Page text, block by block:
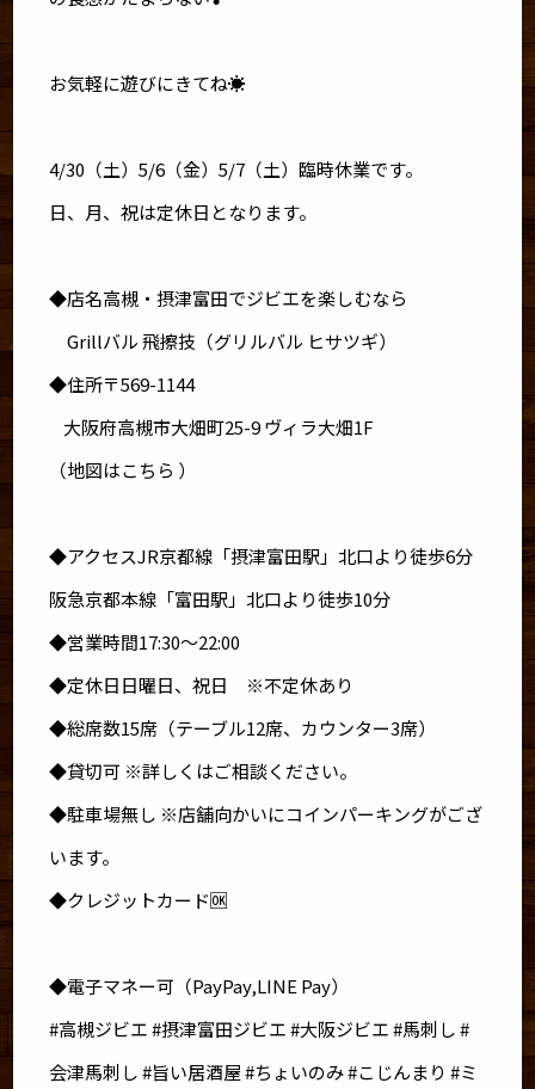
お気軽に遊びにきてね☀️
4/30（土）5/6（金）5/7（土）臨時休業です。
日、月、祝は定休日となります。
◆店名高槻・摂津富田でジビエを楽しむなら
Grillバル 飛擦技（グリルバル ヒサツギ）
◆住所〒569-1144
大阪府高槻市大畑町25-9 ヴィラ大畑1F
（地図はこちら ）
◆アクセスJR京都線「摂津富田駅」北口より徒歩6分
阪急京都本線「富田駅」北口より徒歩10分
◆営業時間17:30～22:00
◆定休日日曜日、祝日 ※不定休あり
◆総席数15席（テーブル12席、カウンター3席）
◆貸切可 ※詳しくはご相談ください。
◆駐車場無し ※店舗向かいにコインパーキングがござ
います。
◆クレジットカード🆗
◆電子マネー可（PayPay,LINE Pay）
#高槻ジビエ #摂津富田ジビエ #大阪ジビエ #馬刺し #
会津馬刺し #旨い居酒屋 #ちょいのみ #こじんまり #ミ